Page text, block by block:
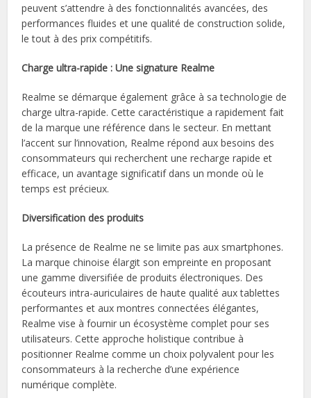
peuvent s’attendre à des fonctionnalités avancées, des
performances fluides et une qualité de construction solide,
le tout à des prix compétitifs.
Charge ultra-rapide : Une signature Realme
Realme se démarque également grâce à sa technologie de
charge ultra-rapide. Cette caractéristique a rapidement fait
de la marque une référence dans le secteur. En mettant
l’accent sur l’innovation, Realme répond aux besoins des
consommateurs qui recherchent une recharge rapide et
efficace, un avantage significatif dans un monde où le
temps est précieux.
Diversification des produits
La présence de Realme ne se limite pas aux smartphones.
La marque chinoise élargit son empreinte en proposant
une gamme diversifiée de produits électroniques. Des
écouteurs intra-auriculaires de haute qualité aux tablettes
performantes et aux montres connectées élégantes,
Realme vise à fournir un écosystème complet pour ses
utilisateurs. Cette approche holistique contribue à
positionner Realme comme un choix polyvalent pour les
consommateurs à la recherche d’une expérience
numérique complète.